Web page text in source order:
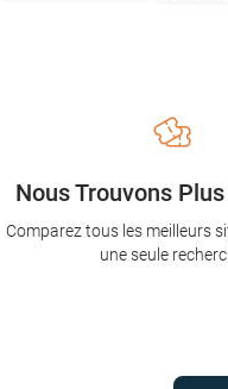
Nous Trouvons
Comparez tous les meilleurs
une seule